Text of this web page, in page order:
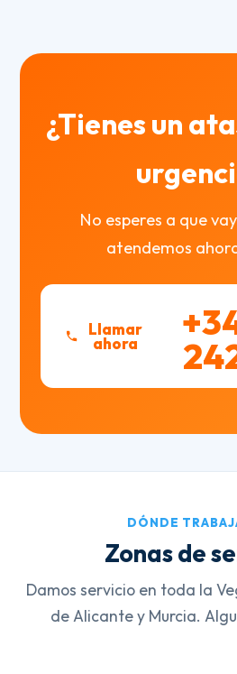
¿Tienes un
No esperes a que
atendemos
Llamar
ahora
DÓNDE
Zonas de
Damos servicio en toda la
de Alicante y Murcia.